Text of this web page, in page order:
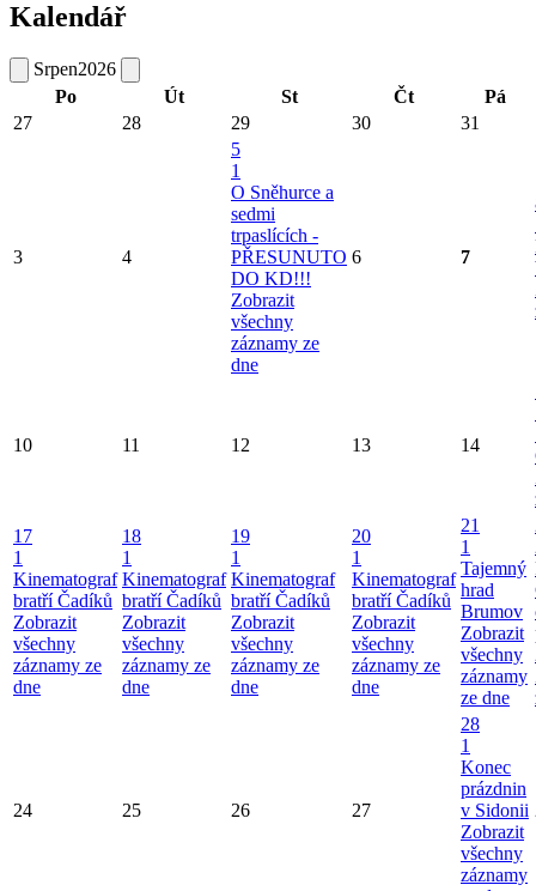
Kalendář
Srpen2026
Po
Út St Čt
Pá
27
28 29 30 31
3 4
5
1
O Sněhurce a
sedmi
trpaslících -
PŘESUNUTO
DO KD!!!
Zobrazit
všechny
záznamy ze
dne
6 7
10 11 12 13 14
17
1
Kinematograf
bratří Čadíků
Zobrazit
všechny
záznamy ze
dne
18
1
Kinematograf
bratří Čadíků
Zobrazit
všechny
záznamy ze
dne
19
1
Kinematograf
bratří Čadíků
Zobrazit
všechny
záznamy ze
dne
20
1
Kinematograf
bratří Čadíků
Zobrazit
všechny
záznamy ze
dne
21
1
Tajemný
hrad
Brumov
Zobrazit
všechny
záznamy
ze dne
24 25 26 27
28
1
Konec
prázdnin
v Sidonii
Zobrazit
všechny
záznamy